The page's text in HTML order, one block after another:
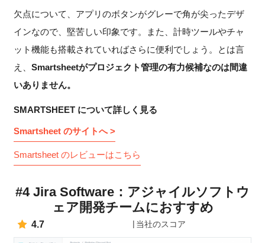
欠点について、アプリのボタンがグレーで角が尖ったデザ
インなので、堅苦しい印象です。また、計時ツールやチャ
ット機能も搭載されていればさらに便利でしょう。とは言
え、 Smartsheetがプロジェクト管理の有力候補なのは間違
いありません。
SMARTSHEET について詳しく見る
Smartsheet のサイトへ >
Smartsheet のレビューはこちら
#4 Jira Software：アジャイルソフトウ
ェア開発チームにおすすめ
4.7 当社のスコア